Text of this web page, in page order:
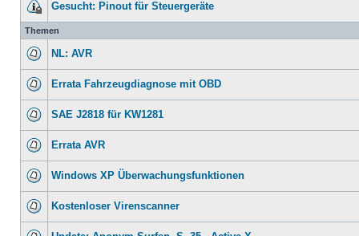
Gesucht: Pinout für Steuergeräte
Themen
NL: AVR
Errata Fahrzeugdiagnose mit OBD
SAE J2818 für KW1281
Errata AVR
Windows XP Überwachungsfunktionen
Kostenloser Virenscanner